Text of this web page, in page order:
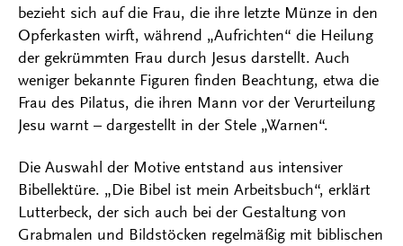
bezieht sich auf die Frau, die ihre letzte Münze in den
Opferkasten wirft, während „Aufrichten“ die Heilung
der gekrümmten Frau durch Jesus darstellt. Auch
weniger bekannte Figuren finden Beachtung, etwa die
Frau des Pilatus, die ihren Mann vor der Verurteilung
Jesu warnt – dargestellt in der Stele „Warnen“.
Die Auswahl der Motive entstand aus intensiver
Bibellektüre. „Die Bibel ist mein Arbeitsbuch“, erklärt
Lutterbeck, der sich auch bei der Gestaltung von
Grabmalen und Bildstöcken regelmäßig mit biblischen